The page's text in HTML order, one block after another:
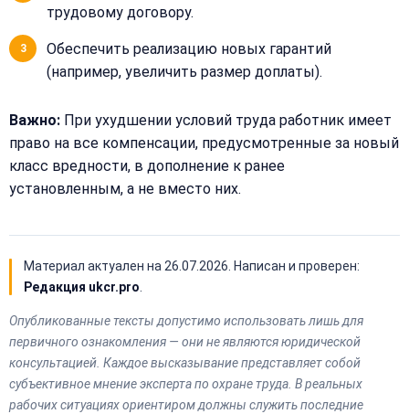
трудовому договору.
Обеспечить реализацию новых гарантий
(например, увеличить размер доплаты).
Важно: При ухудшении условий труда работник имеет
право на все компенсации, предусмотренные за новый
класс вредности, в дополнение к ранее
установленным, а не вместо них.
Материал актуален на 26.07.2026 . Написан и проверен:
Редакция ukcr.pro
Опубликованные тексты допустимо использовать лишь для
первичного ознакомления — они не являются юридической
консультацией. Каждое высказывание представляет собой
субъективное мнение эксперта по охране труда. В реальных
рабочих ситуациях ориентиром должны служить последние